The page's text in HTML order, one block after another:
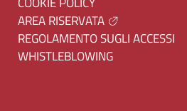
AREA RISERVATA
REGOLAMENTO SUGLI ACCESSI
WHISTLEBLOWING